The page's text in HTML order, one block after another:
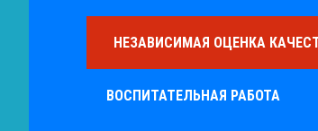
НЕЗАВИСИМАЯ ОЦЕНКА
ВОСПИТАТЕЛЬНАЯ РАБОТА